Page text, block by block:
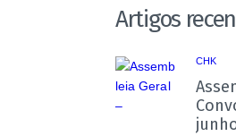
Artigos
CHK